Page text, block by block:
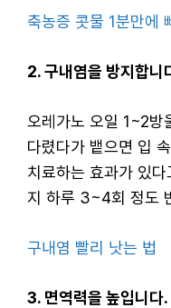
축농증 콧물 1분만에
2. 구내염을 방지합니
오레가노 오일 1~2방
다렸다가 뱉으면 입
치료하는 효과가 있
지 하루 3~4회 정도
구내염 빨리 낫는 법
3. 면역력을 높입니다.